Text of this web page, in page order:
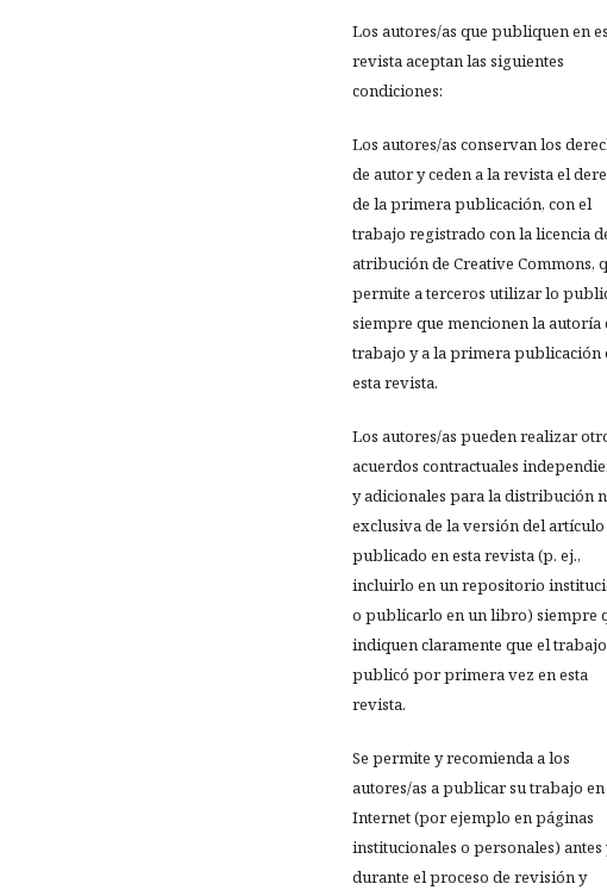
Los autores/as que publiquen en
revista aceptan las siguientes
condiciones:
Los autores/as conservan los
de autor y ceden a la revista el
de la primera publicación, con el
trabajo registrado con la licencia
atribución de Creative Commons,
permite a terceros utilizar lo
siempre que mencionen la autoría
trabajo y a la primera publicación
esta revista.
Los autores/as pueden realizar
acuerdos contractuales
y adicionales para la distribución
exclusiva de la versión del artículo
publicado en esta revista (p. ej.,
incluirlo en un repositorio
o publicarlo en un libro) siempre
indiquen claramente que el
publicó por primera vez en esta
revista.
Se permite y recomienda a los
autores/as a publicar su trabajo en
Internet (por ejemplo en páginas
institucionales o personales) antes
durante el proceso de revisión y